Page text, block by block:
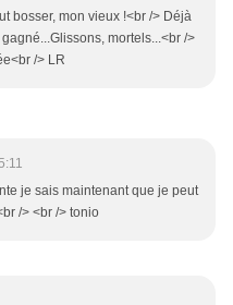
bosser, mon vieux !<br /> Déjà
mortels...<br />
/> LR
je sais maintenant que je peut
/> <br /> tonio